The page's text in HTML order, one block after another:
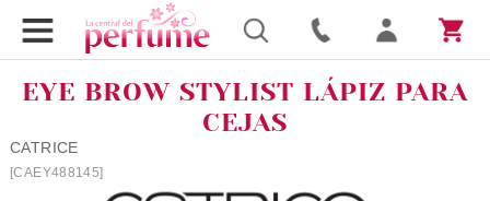
EYE BROW STYLIST LÁPIZ PARA
CEJAS
CATRICE
[CAEY488145]